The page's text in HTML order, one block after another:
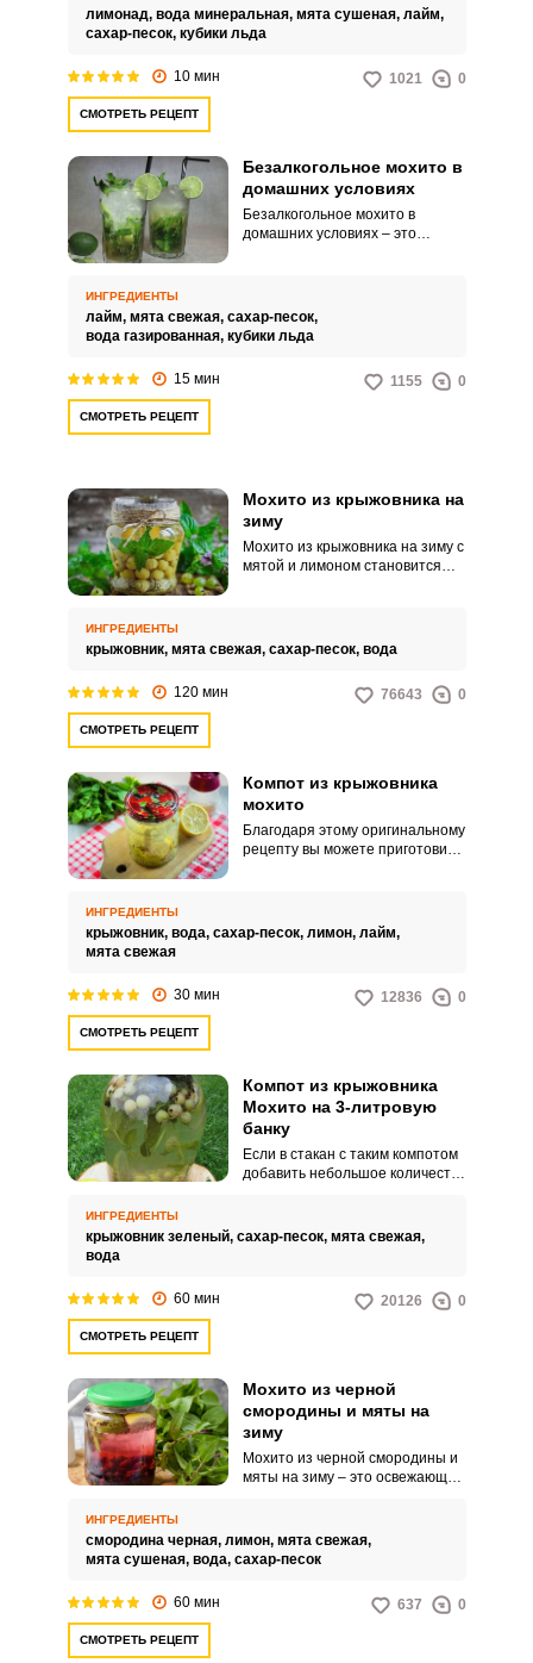
лайм и ароматная мята создают
яркое цитрусовое сочетание,
которое бодрит и тонизирует.
лимонад, вода минеральная, мята сушеная, лайм,
сахар-песок, кубики льда
10 мин 1021 0
СМОТРЕТЬ РЕЦЕПТ
Безалкогольное мохито в
домашних условиях
Безалкогольное мохито в
домашних условиях – это
который включает в себя
основные ингредиенты
классического мохито, такие как
газированная вода. Этот
алкогольных напитков или
ограничивает их потребление.
ИНГРЕДИЕНТЫ
лайм, мята свежая, сахар-песок,
вода газированная, кубики льда
15 мин 1155 0
СМОТРЕТЬ РЕЦЕПТ
Мохито из крыжовника на
зиму
Мохито из крыжовника на зиму с
мятой и лимоном становится
витаминизированный – он
обязательно станет вашим
ИНГРЕДИЕНТЫ
крыжовник, мята свежая, сахар-песок, вода
120 мин 76643 0
СМОТРЕТЬ РЕЦЕПТ
Компот из крыжовника
мохито
Благодаря этому оригинальному
рецепту вы можете приготовить
лимона. Этот чудесный напиток
хорошо освежает, обладает
напитками – если вы любите
ИНГРЕДИЕНТЫ
крыжовник, вода, сахар-песок, лимон, лайм,
мята свежая
30 мин 12836 0
СМОТРЕТЬ РЕЦЕПТ
Компот из крыжовника
Мохито на 3-литровую
банку
Если в стакан с таким компотом
добавить небольшое количество
Рецепт этого освежающего и
ИНГРЕДИЕНТЫ
крыжовник зеленый, сахар-песок, мята свежая,
вода
60 мин 20126 0
СМОТРЕТЬ РЕЦЕПТ
Мохито из черной
смородины и мяты на
зиму
Мохито из черной смородины и
мяты на зиму – это освежающий
холодную пору года. Сочная
черная смородина в сочетании с
приносящий ощущение радости
ИНГРЕДИЕНТЫ
смородина черная, лимон, мята свежая,
мята сушеная, вода, сахар-песок
60 мин 637 0
СМОТРЕТЬ РЕЦЕПТ